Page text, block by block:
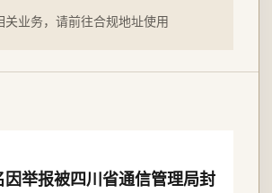
关业务，请前往合规地址使用
因举报被四川省通信管理局封